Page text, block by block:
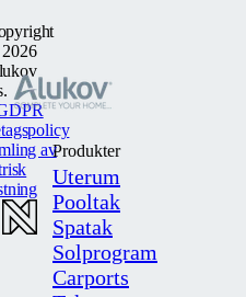
Produkter
Uterum
Pooltak
Spatak
Solprogram
Carports
av